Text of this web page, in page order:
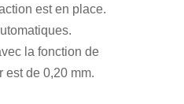
est en place.
la fonction de
est de 0,20 mm.